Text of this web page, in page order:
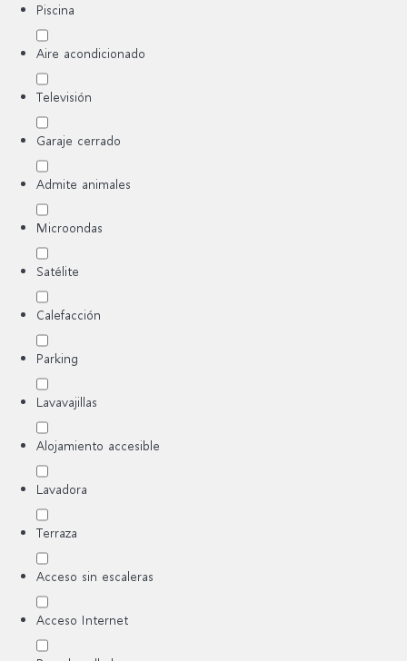
Piscina
Aire acondicionado
Televisión
Garaje cerrado
Admite animales
Microondas
Satélite
Calefacción
Parking
Lavavajillas
Alojamiento accesible
Lavadora
Terraza
Acceso sin escaleras
Acceso Internet